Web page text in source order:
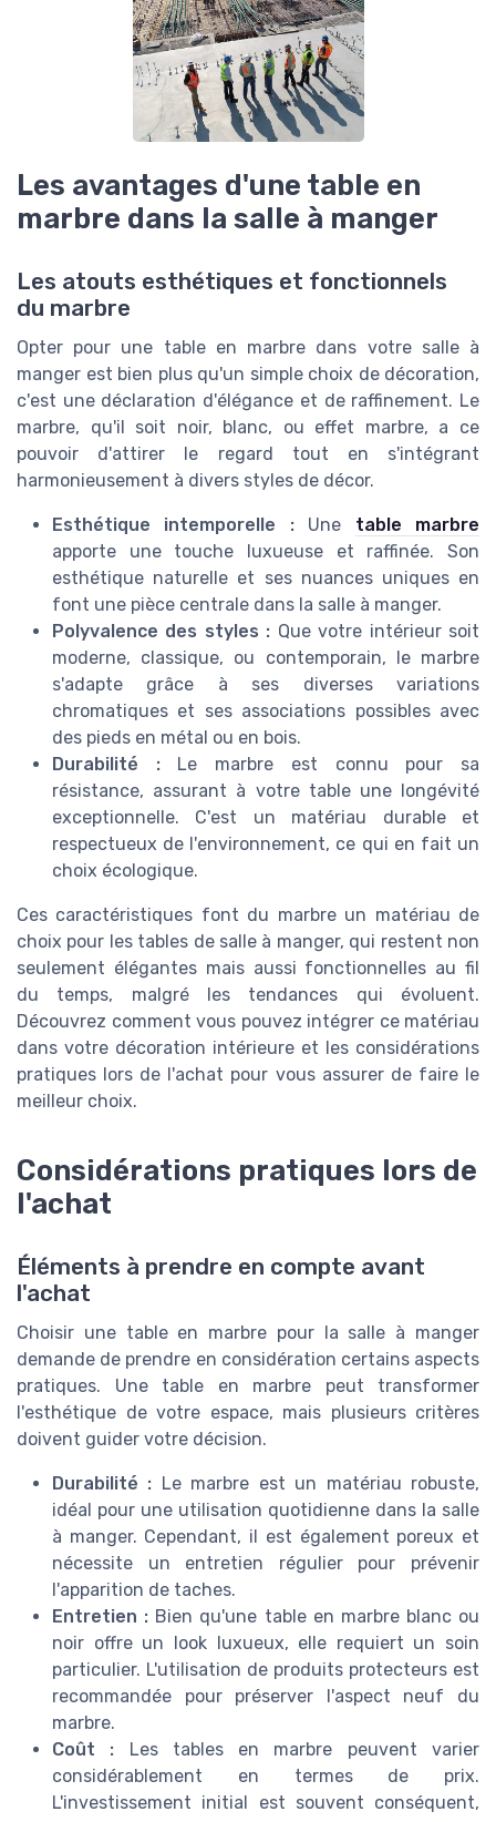
Les avantages d'une table en
marbre dans la salle à manger
Les atouts esthétiques et fonctionnels
du marbre
Opter pour une table en marbre dans votre salle à
manger est bien plus qu'un simple choix de décoration,
c'est une déclaration d'élégance et de raffinement. Le
marbre, qu'il soit noir, blanc, ou effet marbre, a ce
pouvoir d'attirer le regard tout en s'intégrant
harmonieusement à divers styles de décor.
Esthétique intemporelle :Une table marbre
apporte une touche luxueuse et raffinée. Son
esthétique naturelle et ses nuances uniques en
font une pièce centrale dans la salle à manger.
Polyvalence des styles : Que votre intérieur soit
moderne, classique, ou contemporain, le marbre
s'adapte grâce à ses diverses variations
chromatiques et ses associations possibles avec
des pieds en métal ou en bois.
Durabilité :Le marbre est connu pour sa
résistance, assurant à votre table une longévité
exceptionnelle. C'est un matériau durable et
respectueux de l'environnement, ce qui en fait un
choix écologique.
Ces caractéristiques font du marbre un matériau de
choix pour les tables de salle à manger, qui restent non
seulement élégantes mais aussi fonctionnelles au fil
du temps, malgré les tendances qui évoluent.
Découvrez comment vous pouvez intégrer ce matériau
dans votre décoration intérieure et les considérations
pratiques lors de l'achat pour vous assurer de faire le
meilleur choix.
Considérations pratiques lors de
l'achat
Éléments à prendre en compte avant
l'achat
Choisir une table en marbre pour la salle à manger
demande de prendre en considération certains aspects
pratiques. Une table en marbre peut transformer
l'esthétique de votre espace, mais plusieurs critères
doivent guider votre décision.
Durabilité : Le marbre est un matériau robuste,
idéal pour une utilisation quotidienne dans la salle
à manger. Cependant, il est également poreux et
nécessite un entretien régulier pour prévenir
l'apparition de taches.
Entretien : Bien qu'une table en marbre blanc ou
noir offre un look luxueux, elle requiert un soin
particulier. L'utilisation de produits protecteurs est
recommandée pour préserver l'aspect neuf du
marbre.
Coût : Les tables en marbre peuvent varier
considérablement en termes de prix.
L'investissement initial est souvent conséquent,